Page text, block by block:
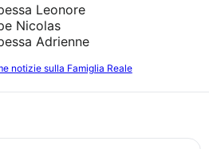
Leonore
Nicolas
Adrienne
notizie sulla Famiglia Reale